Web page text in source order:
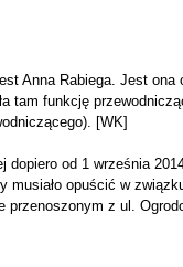
Anna Rabiega. Jest ona
tam funkcję
[WK]
od 1 września
musiało opuścić w
przenoszonym z ul.